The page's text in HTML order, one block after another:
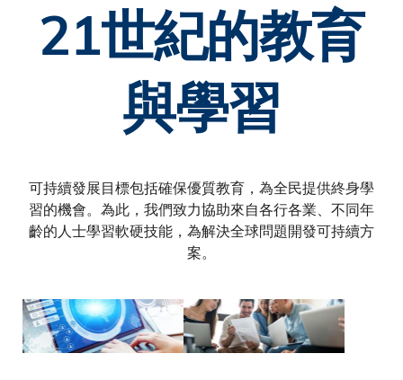
21世紀的教育
與學習
可持續發展目標包括確保優質教育，為全民提供終身學
習的機會。為此，我們致力協助來自各行各業、不同年
齡的人士學習軟硬技能，為解決全球問題開發可持續方
案。